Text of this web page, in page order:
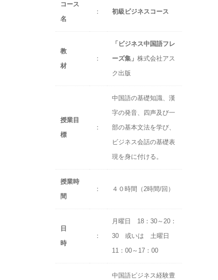
コース
名
： 初級ビジネスコース
教
材
：
「ビジネス中国語フレ
ーズ集」 株式会社アス
ク出版
授業目
標
：
中国語の基礎知識、漢
字の発音、四声及び一
部の基本文法を学び、
ビジネス会話の基礎表
現を身に付ける。
授業時
間
： ４０時間（2時間/回）
日
時
：
月曜日 18：30～20：
30 或いは 土曜日
11：00～17：00
中国語ビジネス経験豊